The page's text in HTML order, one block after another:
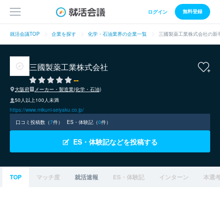
ログイン 無料登録
就活会議TOP 企業を探す 化学・石油業界の企業一覧 三國製薬工業株式会社の
三國製薬工業株式会社
--
大阪府
メーカー・製造業(化学・石油)
50人以上100人未満
https://www.mikuni-seiyaku.co.jp/
口コミ投稿数（7件） ES・体験記（0件）
ES・体験記などを投稿する
TOP マッチ度 就活速報 ES・体験記 インターン 本選